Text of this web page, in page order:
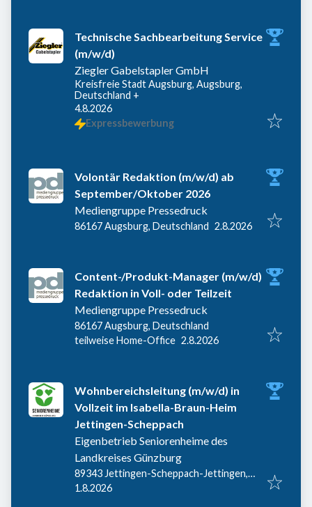
Technische Sachbearbeitung Service
(m/w/d)
Ziegler Gabelstapler GmbH
Kreisfreie Stadt Augsburg, Augsburg,
Deutschland +
Veröffentlicht
4.8.2026
Expressbewerbung
Volontär Redaktion (m/w/d) ab
September/Oktober 2026
Mediengruppe Pressedruck
86167 Augsburg, Deutschland Veröffentlicht:
2.8.2026
Content-/Produkt-Manager (m/w/d)
Redaktion in Voll- oder Teilzeit
Mediengruppe Pressedruck
86167 Augsburg, Deutschland
teilweise Home-Office Veröffentlicht
2.8.2026
Wohnbereichsleitung (m/w/d) in
Vollzeit im Isabella-Braun-Heim
Jettingen-Scheppach
Eigenbetrieb Seniorenheime des
Landkreises Günzburg
89343 Jettingen-Scheppach-Jettingen,
Deutschland
Veröffentlicht
1.8.2026